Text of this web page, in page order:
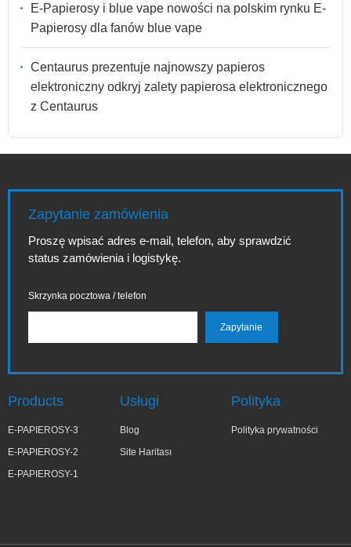
E-Papierosy i blue vape nowości na polskim rynku E-
Papierosy dla fanów blue vape
Centaurus prezentuje najnowszy papieros
elektroniczny odkryj zalety papierosa elektronicznego
z Centaurus
Zapytanie zamówienia
Proszę wpisać adres e-mail, telefon, aby sprawdzić
status zamówienia i logistykę.
Skrzynka pocztowa / telefon
Products
E-PAPIEROSY-3
E-PAPIEROSY-2
E-PAPIEROSY-1
Usługi
Blog
Site Haritası
Polityka
Polityka prywatności